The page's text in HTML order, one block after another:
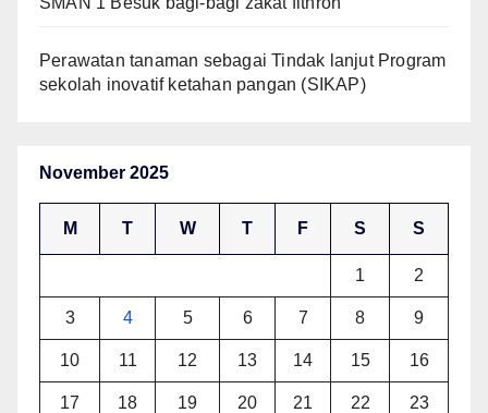
Perawatan tanaman sebagai Tindak lanjut Program
sekolah inovatif ketahan pangan (SIKAP)
November 2025
M T W T F S S
1 2
3 4 5 6 7 8 9
10 11 12 13 14 15 16
17 18 19 20 21 22 23